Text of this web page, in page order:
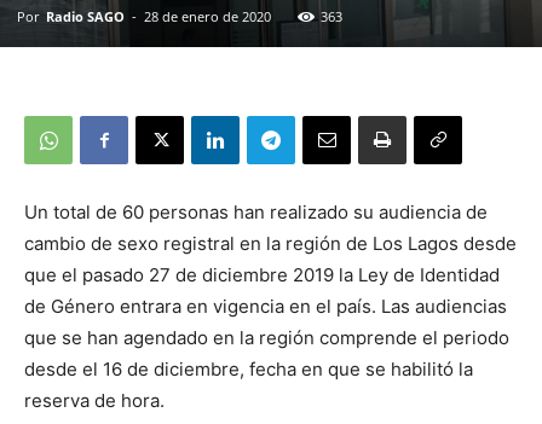
Por Radio SAGO - 28 de enero de 2020 363
Un total de 60 personas han realizado su audiencia de
cambio de sexo registral en la región de Los Lagos desde
que el pasado 27 de diciembre 2019 la Ley de Identidad
de Género entrara en vigencia en el país. Las audiencias
que se han agendado en la región comprende el periodo
desde el 16 de diciembre, fecha en que se habilitó la
reserva de hora.